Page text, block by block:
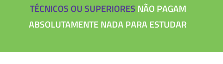
TÉCNICOS OU SUPERIORES NÃO PAGAM
ABSOLUTAMENTE NADA PARA ESTUDAR